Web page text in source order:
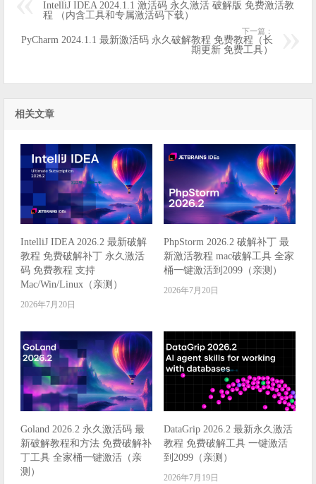
IntelliJ IDEA 2024.1.1 激活码 永久激活 破解版 免费激活教
程 （内含工具和专属激活码下载）
下一篇：
PyCharm 2024.1.1 最新激活码 永久破解教程 免费教程（长
期更新 免费工具）
相关文章
IntelliJ IDEA 2026.2 最新破解
教程 免费破解补丁 永久激活
码 免费教程 支持
Mac/Win/Linux（亲测）
2026年7月20日
PhpStorm 2026.2 破解补丁 最
新激活教程 mac破解工具 全家
桶一键激活到2099（亲测）
2026年7月20日
Goland 2026.2 永久激活码 最
新破解教程和方法 免费破解补
丁工具 全家桶一键激活（亲
测）
DataGrip 2026.2 最新永久激活
教程 免费破解工具 一键激活
到2099（亲测）
2026年7月19日